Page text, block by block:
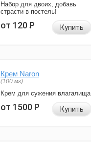
Набор для двоих, добавь
страсти в постель!
от 120Р Купить
Крем Naron
(100 мг)
Крем для сужения влагалища
от 1500Р Купить